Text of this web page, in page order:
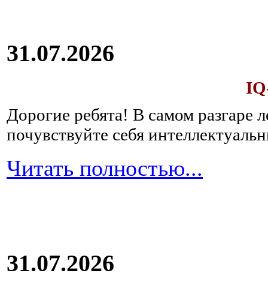
31.07.2026
Дорогие ребята! В самом разгаре
почувствуйте себя
Читать полностью...
31.07.2026